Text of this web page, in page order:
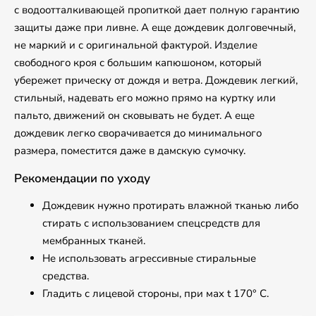
с водоотталкивающей пропиткой дает полную гарантию
защиты даже при ливне. А еще дождевик долговечный,
не маркий и с оригинальной фактурой. Изделие
свободного кроя с большим капюшоном, который
убережет прическу от дождя и ветра. Дождевик легкий,
стильный, надевать его можно прямо на куртку или
пальто, движений он сковывать не будет. А еще
дождевик легко сворачивается до минимального
размера, поместится даже в дамскую сумочку.
Рекомендации по уходу
Дождевик нужно протирать влажной тканью либо
стирать с использованием спецсредств для
мембранных тканей.
Не использовать агрессивные стиральные
средства.
Гладить с лицевой стороны, при маx t 170° С.